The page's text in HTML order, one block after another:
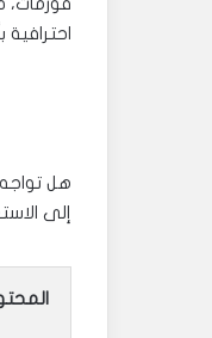
هل
إلى